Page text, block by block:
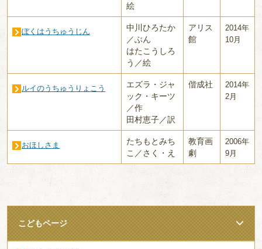
絵
ぼくはうちゅうじん
中川ひろたか
／ぶん
はたこうしろ
う／絵
アリス
館
2014年
10月
ルイのうちゅうりょこう
エズラ・ジャ
ック・キーツ
／作
田村恵子／訳
偕成社
2014年
2月
おほしさま
たちもとみち
こ／さく・え
教育画
劇
2006年
9月
こどもページ